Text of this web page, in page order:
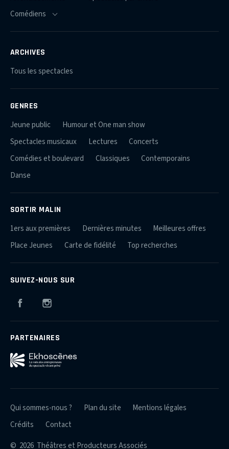
ARCHIVES
Tous les spectacles
GENRES
Jeune public
Humour et One man show
Spectacles musicaux
Lectures
Concerts
Comédies et boulevard
Classiques
Contemporains
Danse
SORTIR MALIN
1ers aux premières Dernières minutes
Meilleures offres
Place Jeunes
Carte de fidélité Top recherches
SUIVEZ-NOUS SUR
Facebook
PARTENAIRES
© 2026 Théâtres et Producteurs Associés
Qui sommes-nous ? Plan du site
Mentions légales
Crédits
Contact